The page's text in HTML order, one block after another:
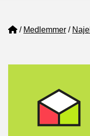
Home
Medlemmer Najell